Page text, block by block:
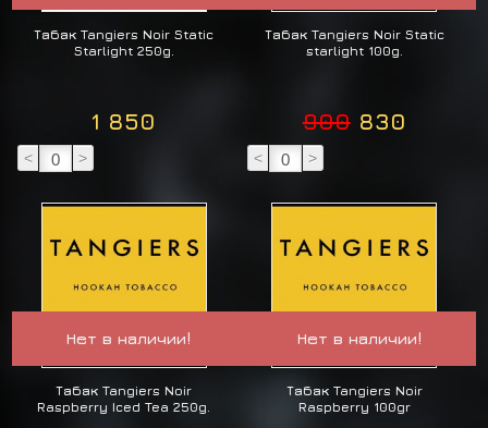
Табак Tangiers Noir Static
Starlight 250g.
1 850
< >
Табак Tangiers Noir Static
starlight 100g.
900 830
< >
Нет в наличии!
Табак Tangiers Noir
Raspberry Iced Tea 250g.
Нет в наличии!
Табак Tangiers Noir
Raspberry 100gr